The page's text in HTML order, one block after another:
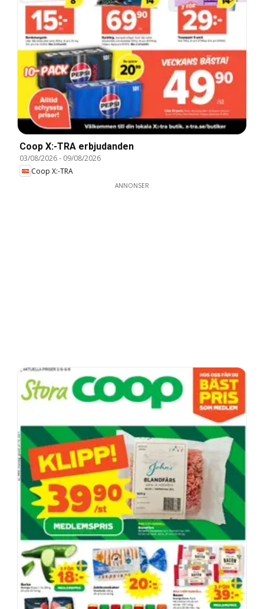
Coop X:-TRA erbjudanden
03/08/2026- 09/08/2026
Coop X:-TRA
ANNONSER